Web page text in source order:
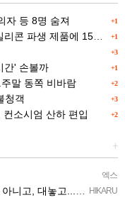
+1
자 등 8명 숨져
+1
15% 관세...한국 기업도 영향
+3
+1
간' 손볼까
+2
말 동쪽 비바람
+3
청객
+2
컨소시엄 산하 편입
+
엑스
HIKARU
, 대놓고...ㅋ ㅋ)